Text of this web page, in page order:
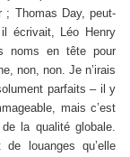
; Thomas Day, peut-
écrivait, Léo Henry
noms en tête pour
non, non. Je n’irais
parfaits – il y
mais c’est
la qualité globale.
louanges qu’elle